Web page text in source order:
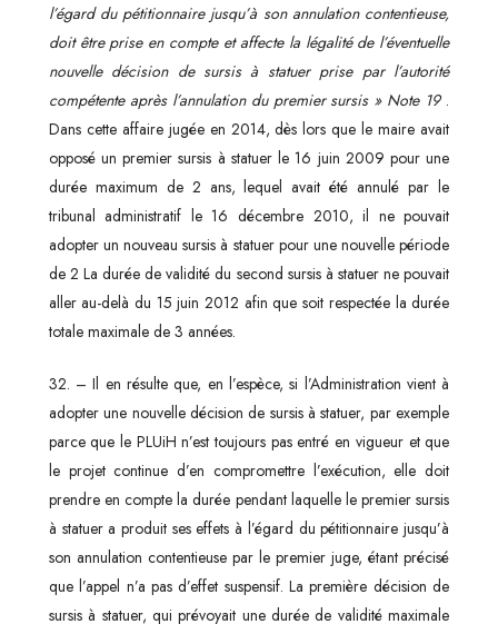
l’égard du pétitionnaire jusqu’à son annulation contentieuse,
doit être prise en compte et affecte la légalité de l’éventuelle
nouvelle décision de sursis à statuer prise par l’autorité
compétente après l’annulation du premier sursis » Note 19 .
Dans cette affaire jugée en 2014, dès lors que le maire avait
opposé un premier sursis à statuer le 16 juin 2009 pour une
durée maximum de 2 ans, lequel avait été annulé par le
tribunal administratif le 16 décembre 2010, il ne pouvait
adopter un nouveau sursis à statuer pour une nouvelle période
de 2 La durée de validité du second sursis à statuer ne pouvait
aller au-delà du 15 juin 2012 afin que soit respectée la durée
totale maximale de 3 années.
32. – Il en résulte que, en l’espèce, si l’Administration vient à
adopter une nouvelle décision de sursis à statuer, par exemple
parce que le PLUiH n’est toujours pas entré en vigueur et que
le projet continue d’en compromettre l’exécution, elle doit
prendre en compte la durée pendant laquelle le premier sursis
à statuer a produit ses effets à l’égard du pétitionnaire jusqu’à
son annulation contentieuse par le premier juge, étant précisé
que l’appel n’a pas d’effet suspensif. La première décision de
sursis à statuer, qui prévoyait une durée de validité maximale